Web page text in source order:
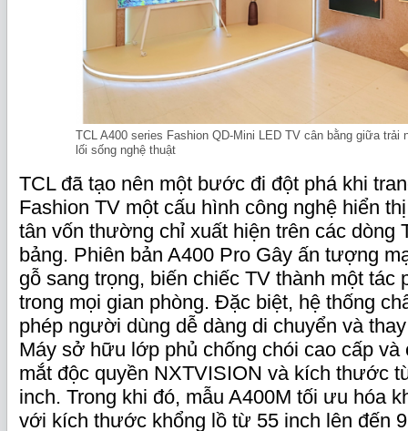
TCL A400 series Fashion QD-Mini LED TV cân bằng giữa trải
lối sống nghệ thuật
TCL đã tạo nên một bước đi đột phá khi
Fashion TV một cấu hình công nghệ hiển
tân vốn thường chỉ xuất hiện trên các dòng
bảng. Phiên bản A400 Pro Gây ấn tượng
gỗ sang trọng, biến chiếc TV thành một tác
trong mọi gian phòng. Đặc biệt, hệ thống
phép người dùng dễ dàng di chuyển và
Máy sở hữu lớp phủ chống chói cao cấp và
mắt độc quyền NXTVISION và kích thước
inch. Trong khi đó, mẫu A400M tối ưu hóa
với kích thước khổng lồ từ 55 inch lên đến